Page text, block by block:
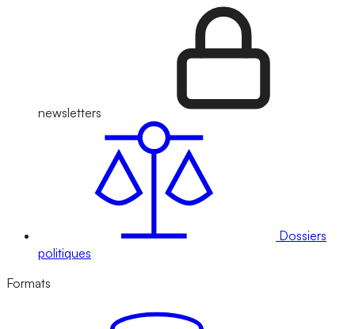
newsletters
Dossiers
politiques
Formats